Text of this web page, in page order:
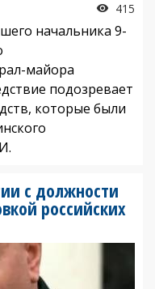
415
начальника 9-
майора
подозревает
которые были
с должности
российских